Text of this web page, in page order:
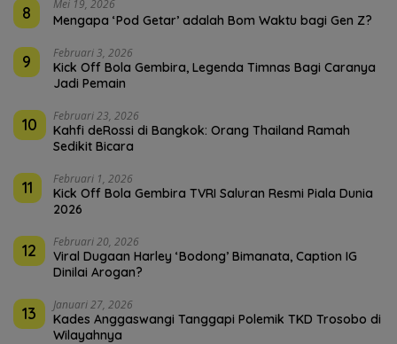
8 Mei 19, 2026
Mengapa ‘Pod Getar’ adalah Bom Waktu bagi Gen Z?
9 Februari 3, 2026
Kick Off Bola Gembira, Legenda Timnas Bagi Caranya
Jadi Pemain
10 Februari 23, 2026
Kahfi deRossi di Bangkok: Orang Thailand Ramah
Sedikit Bicara
11 Februari 1, 2026
Kick Off Bola Gembira TVRI Saluran Resmi Piala Dunia
2026
12 Februari 20, 2026
Viral Dugaan Harley ‘Bodong’ Bimanata, Caption IG
Dinilai Arogan?
13 Januari 27, 2026
Kades Anggaswangi Tanggapi Polemik TKD Trosobo di
Wilayahnya